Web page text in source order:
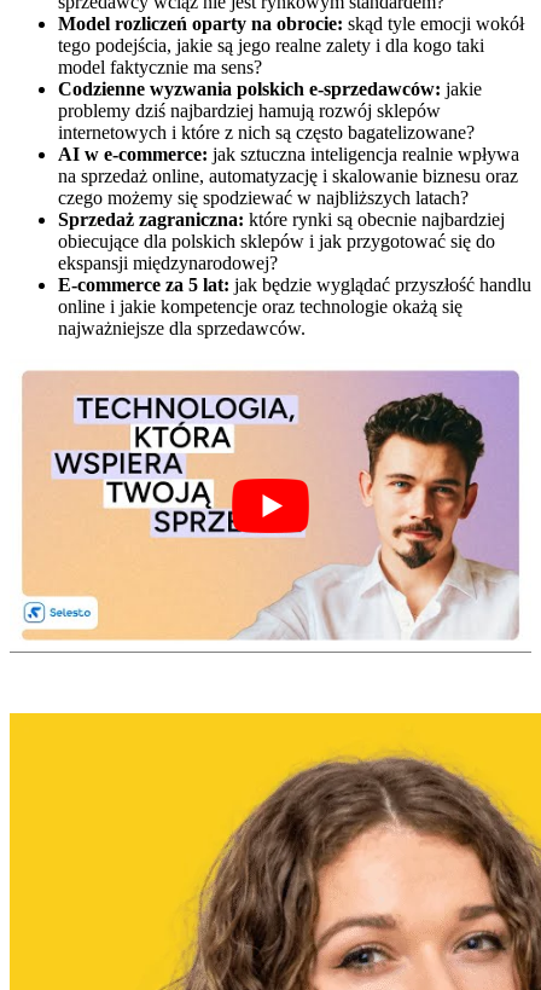
Model rozliczeń oparty na obrocie: skąd tyle emocji wokół
tego podejścia, jakie są jego realne zalety i dla kogo taki
model faktycznie ma sens?
Codzienne wyzwania polskich e-sprzedawców: jakie
problemy dziś najbardziej hamują rozwój sklepów
internetowych i które z nich są często bagatelizowane?
AI w e-commerce: jak sztuczna inteligencja realnie wpływa
na sprzedaż online, automatyzację i skalowanie biznesu oraz
czego możemy się spodziewać w najbliższych latach?
Sprzedaż zagraniczna: które rynki są obecnie najbardziej
obiecujące dla polskich sklepów i jak przygotować się do
ekspansji międzynarodowej?
E-commerce za 5 lat: jak będzie wyglądać przyszłość handlu
online i jakie kompetencje oraz technologie okażą się
najważniejsze dla sprzedawców.